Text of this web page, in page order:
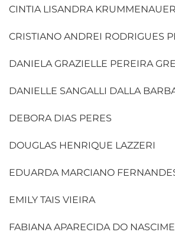
CINTIA LISANDRA KRUMMENAUER
CRISTIANO ANDREI RODRIGUES
DANIELA GRAZIELLE PEREIRA
DANIELLE SANGALLI DALLA
DEBORA DIAS PERES
DOUGLAS HENRIQUE LAZZERI
EDUARDA MARCIANO
EMILY TAIS VIEIRA
FABIANA APARECIDA DO